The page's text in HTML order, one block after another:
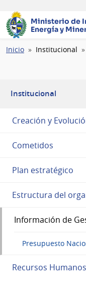
Ministerio de
Energía y
Ruta
Inicio Institucional
Institucional
Creación y
Cometidos
Plan estratégico
Estructura del
Información de
Presupuesto
Recursos Humanos